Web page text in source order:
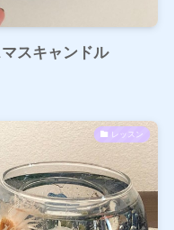
スキャンドル
レッスン